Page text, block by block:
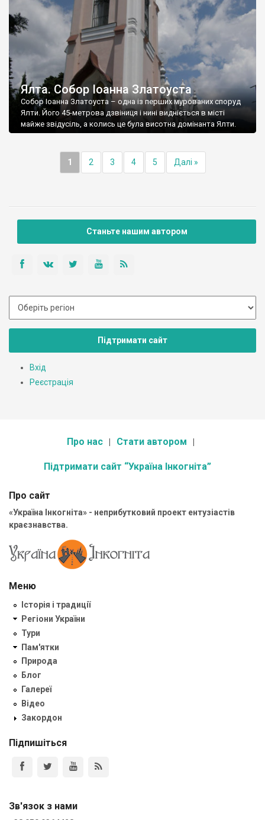
Ялта. Собор Іоанна Златоуста
Собор Іоанна Златоуста – одна із перших мурованих споруд
Ялти. Його 45-метрова дзвіниця і нині видніється в місті
майже звідусіль, а колись це була висотна домінанта Ялти.
1 2 3 4 5 Далі »
Станьте нашим автором
Підтримати сайт
Вхід
Реєстрація
Про нас Стати автором
Підтримати сайт “Україна Інкогніта”
Про сайт
«Україна Інкогніта» - неприбутковий проект ентузіастів
краєзнавства.
Меню
Історія і традиції
Регіони України
Тури
Пам'ятки
Природа
Блог
Галереї
Відео
Закордон
Підпишіться
Зв'язок з нами